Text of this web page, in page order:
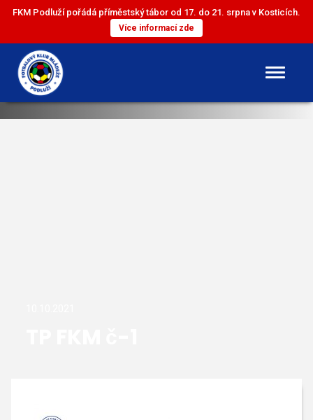
FKM Podluží pořádá příměstský tábor od 17. do 21. srpna v Kosticích.
Více informací zde
DOROST